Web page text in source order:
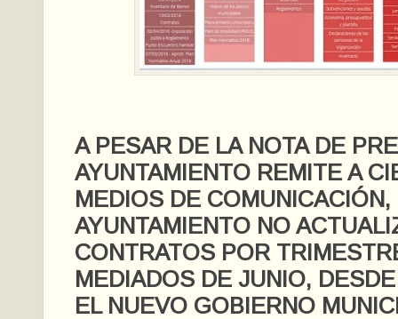
A PESAR DE LA NOTA DE
AYUNTAMIENTO REMITE A
MEDIOS DE COMUNICACIÓN,
AYUNTAMIENTO NO
CONTRATOS POR
MEDIADOS DE JUNIO,
EL NUEVO GOBIERNO